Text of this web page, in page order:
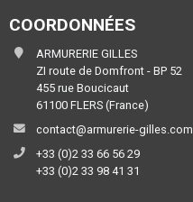
COORDONNÉES
ARMURERIE GILLES
ZI route de Domfront - BP 52
455 rue Boucicaut
61100 FLERS (France)
contact@armurerie-gilles.com
+33 (0)2 33 66 56 29
+33 (0)2 33 98 41 31